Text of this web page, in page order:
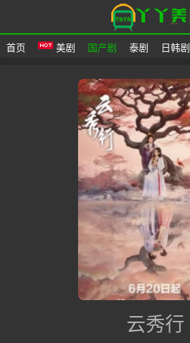
首页 美剧 国产剧 泰剧 日韩剧
云秀行